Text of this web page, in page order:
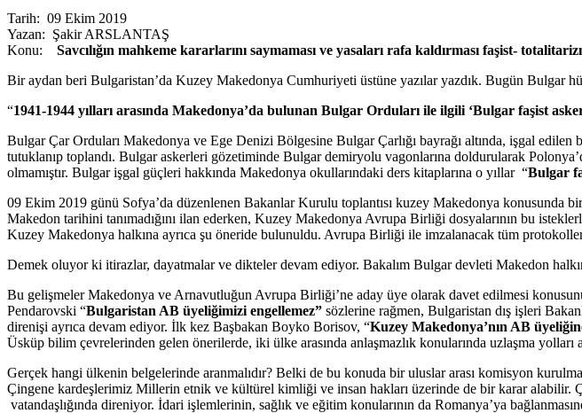
Tarih: 09 Ekim 2019
Yazan: Şakir ARSLANTAŞ
Konu: Savcılığın mahkeme kararlarını saymaması ve yasaları rafa kaldırması faşist-
Bir aydan beri Bulgaristan’da Kuzey Makedonya Cumhuriyeti üstüne yazılar yazdık. Bugün Bulgar
“1941-1944 yılları arasında Makedonya’da bulunan Bulgar Orduları ile ilgili ‘Bulgar faşist
Bulgar Çar Orduları Makedonya ve Ege Denizi Bölgesine Bulgar Çarlığı bayrağı altında, işgal
tutuklanıp toplandı. Bulgar askerleri gözetiminde Bulgar demiryolu vagonlarına doldurularak
olmamıştır. Bulgar işgal güçleri hakkında Makedonya okullarındaki ders kitaplarına o yıllar “Bulgar
09 Ekim 2019 günü Sofya’da düzenlenen Bakanlar Kurulu toplantısı kuzey Makedonya
Makedon tarihini tanımadığını ilan ederken, Kuzey Makedonya Avrupa Birliği dosyalarının bu
Kuzey Makedonya halkına ayrıca şu öneride bulunuldu. Avrupa Birliği ile imzalanacak tüm
Demek oluyor ki itirazlar, dayatmalar ve dikteler devam ediyor. Bakalım Bulgar devleti Makedon
Bu gelişmeler Makedonya ve Arnavutluğun Avrupa Birliği’ne aday üye olarak davet edilmesi
Pendarovski “Bulgaristan AB üyeliğimizi engellemez” sözlerine rağmen, Bulgaristan dış işleri
direnişi ayrıca devam ediyor. İlk kez Başbakan Boyko Borisov, “Kuzey Makedonya’nın AB
Üsküp bilim çevrelerinden gelen önerilerde, iki ülke arasında anlaşmazlık konularında uzlaşma
Gerçek hangi ülkenin belgelerinde aranmalıdır? Belki de bu konuda bir uluslar arası komisyon
Çingene kardeşlerimiz Millerin etnik ve kültürel kimliği ve insan hakları üzerinde de bir karar alabilir.
vatandaşlığında direniyor. İdari işlemlerinin, sağlık ve eğitim konularının da Romanya’ya